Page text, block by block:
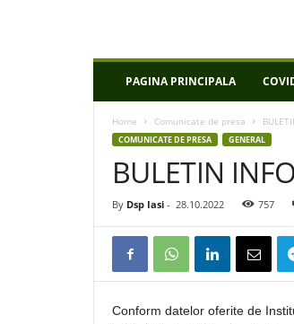
P
PAGINA PRINCIPALA
Home Comunicate de presa
COMUNICATE DE PRESA GENERAL
BULETIN
By Dsp Iasi - 28.10.2022 757
Conform datelor oferite de